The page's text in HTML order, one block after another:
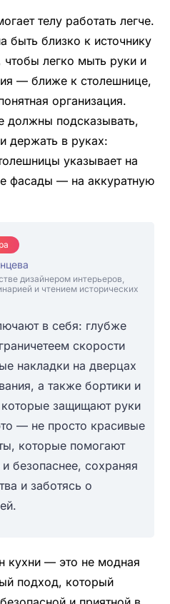
телу работать легче.
быть близко к источнику
легко мыть руки и
— ближе к столешнице,
организация.
должны подсказывать,
держать в руках:
указывает на
фасады — на аккуратную
дизайнером интерьеров,
и чтением исторических
в себя: глубже
скорости
накладки на дверцах
а также бортики и
защищают руки
— не просто красивые
которые помогают
безопаснее, сохраняя
и заботясь о
кухни — это не модная
подход, который